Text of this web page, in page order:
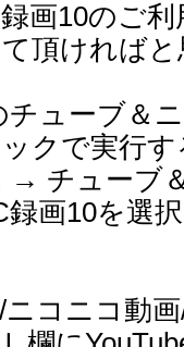
画10のご
頂ければ
チューブ＆
クで実行
→ チューブ
画10を選
ニコニコ動